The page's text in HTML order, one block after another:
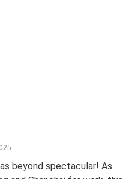
beyond spectacular! As